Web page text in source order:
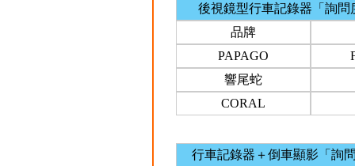
後視鏡型行車記錄器「詢問
品牌
PAPAGO
響尾蛇
CORAL
行車記錄器＋倒車顯影「詢